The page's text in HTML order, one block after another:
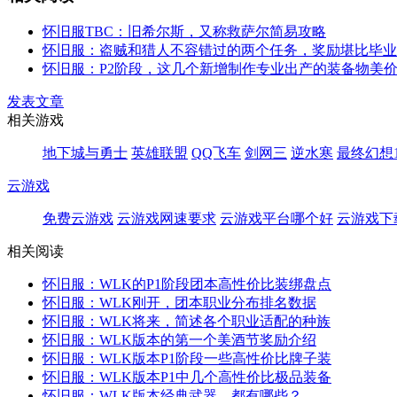
怀旧服TBC：旧希尔斯，又称救萨尔简易攻略
怀旧服：盗贼和猎人不容错过的两个任务，奖励堪比毕业
怀旧服：P2阶段，这几个新增制作专业出产的装备物美价
发表文章
相关游戏
地下城与勇士 英雄联盟 QQ飞车 剑网三 逆水寒 最终幻想
云游戏
免费云游戏 云游戏网速要求 云游戏平台哪个好 云游戏下
相关阅读
怀旧服：WLK的P1阶段团本高性价比装绑盘点
怀旧服：WLK刚开，团本职业分布排名数据
怀旧服：WLK将来，简述各个职业适配的种族
怀旧服：WLK版本的第一个美酒节奖励介绍
怀旧服：WLK版本P1阶段一些高性价比牌子装
怀旧服：WLK版本P1中几个高性价比极品装备